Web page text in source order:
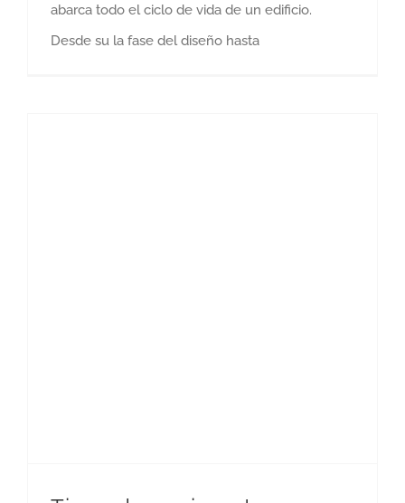
abarca todo el ciclo de vida de un edificio.
Desde su la fase del diseño hasta